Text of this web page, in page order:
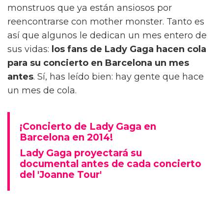
monstruos que ya están ansiosos por
reencontrarse con mother monster. Tanto es
así que algunos le dedican un mes entero de
sus vidas: los fans de Lady Gaga hacen cola
para su concierto en Barcelona un mes
antes. Sí, has leído bien: hay gente que hace
un mes de cola.
¡Concierto de Lady Gaga en
Barcelona en 2014!
Lady Gaga proyectará su
documental antes de cada concierto
del 'Joanne Tour'